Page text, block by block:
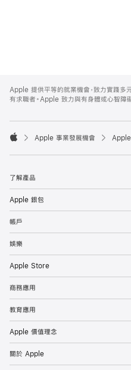
Footer
Apple 提供平等的就業機會，致力實踐多
有求職者。Apple 致力與有身體或心智障

Apple 事業發展機會
了解產品
Apple 銀包
帳戶
娛樂
Apple Store
商務應用
教育應用
Apple 價值理念
關於 Apple